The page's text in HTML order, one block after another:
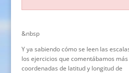
&nbsp
Y ya sabiendo cómo se leen las
los ejercicios que comentábamos
coordenadas de latitud y longitud de